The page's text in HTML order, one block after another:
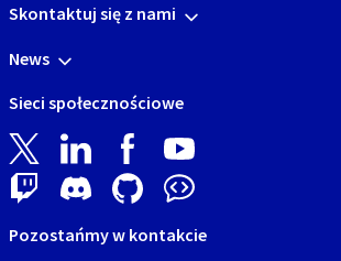
Skontaktuj się z nami
News
Sieci społecznościowe
Pozostańmy w kontakcie